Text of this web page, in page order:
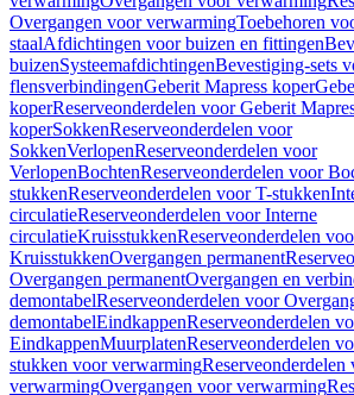
Overgangen voor verwarmingToebehoren
staalAfdichtingen voor buizen en fittingen
buizenSysteemafdichtingenBevestiging-sets
flensverbindingenGeberit Mapress koper
koperReserveonderdelen voor Geberit
koperSokkenReserveonderdelen voor
SokkenVerlopenReserveonderdelen voor
VerlopenBochtenReserveonderdelen voor
stukkenReserveonderdelen voor T-stukken
circulatieReserveonderdelen voor Interne
circulatieKruisstukkenReserveonderdelen
KruisstukkenOvergangen permanent
Overgangen permanentOvergangen en
demontabelReserveonderdelen voor
demontabelEindkappenReserveonderdelen
EindkappenMuurplatenReserveonderdelen
stukken voor verwarming
verwarmingOvergangen voor verwarming